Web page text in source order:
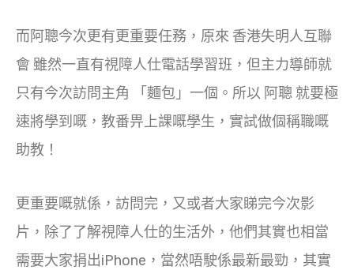
而阿聰今次更有更重要任務，原來 香港失明人互聯
會 雖然一直有視障人仕電話學習班，但主力導師就
只有今次訪問主角 「麵包」一個。所以 阿聰 就要極
速將學到嘅，教番畀上課嘅學生，實試做個稱職嘅
助教！
更重要嘅就係，訪問完，又或者大家睇完今次影
片，除了了解視障人仕的生活外，他們其實也相當
需要大家捐出iPhone，當然唔駛係最新最勁，其實